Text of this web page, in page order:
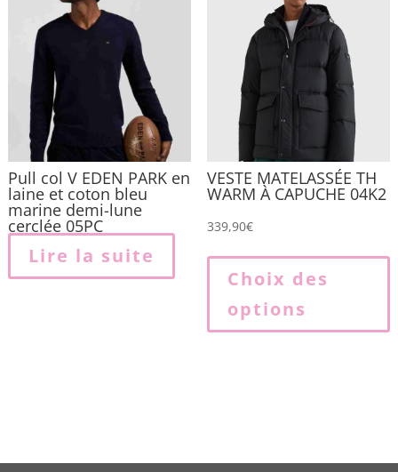
Pull col V EDEN PARK en
laine et coton bleu
marine demi-lune
cerclée 05PC
Lire la suite
VESTE MATELASSÉE TH
WARM À CAPUCHE 04K2
339,90€
Choix des
options